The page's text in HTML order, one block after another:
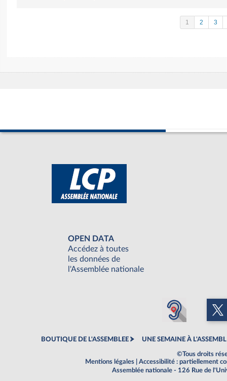
1 2 3
OPEN DATA
Accédez à toutes
les données de
l'Assemblée nationale
BOUTIQUE DE L'ASSEMBLEE UNE SEMAINE À
©Tous droits
Mentions légales
Accessibilité : partiellement
Assemblée nationale - 126 Rue de